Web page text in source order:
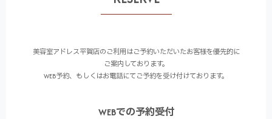
美容室アドレス平賀店のご利用はご予約いただいたお客様を優先的に
ご案内しております。
WEB予約、もしくはお電話にてご予約を受け付けております。
WEBでの予約受付